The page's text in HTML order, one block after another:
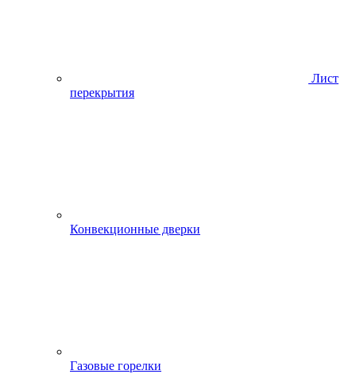
Лист
перекрытия
Конвекционные дверки
Газовые горелки